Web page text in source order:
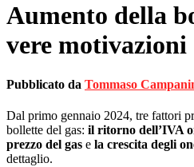
Aumento della
vere motivazioni
Pubblicato da Tommaso
Dal primo gennaio 2024, tre fattori
bollette del gas: il ritorno dell’IVA
prezzo del gas e la crescita degli
dettaglio.